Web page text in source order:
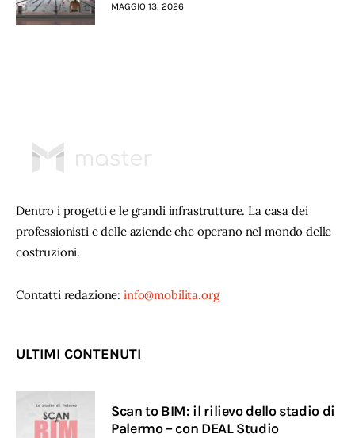
MAGGIO 13, 2026
Dentro i progetti e le grandi infrastrutture. La casa dei
professionisti e delle aziende che operano nel mondo delle
costruzioni.
Contatti redazione: info@mobilita.org
ULTIMI CONTENUTI
Scan to BIM: il rilievo dello stadio di
Palermo – con DEAL Studio